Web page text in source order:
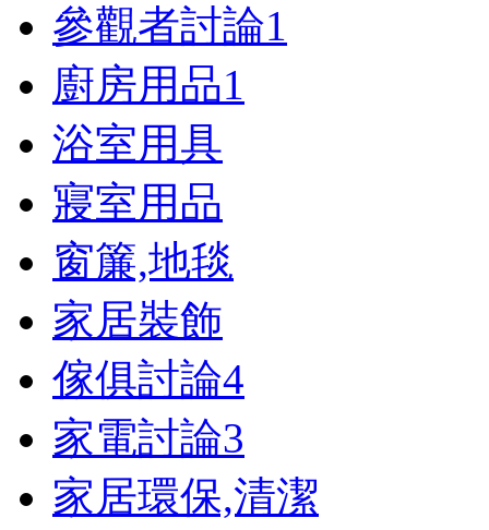
參觀者討論1
廚房用品1
浴室用具
寢室用品
窗簾,地毯
家居裝飾
傢俱討論4
家電討論3
家居環保,清潔